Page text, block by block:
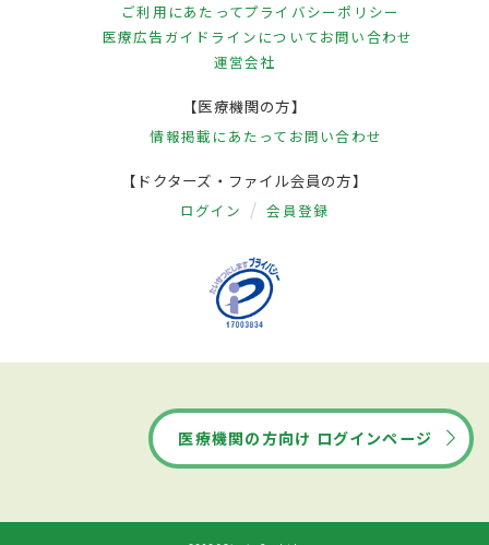
ご利用にあたってプライバシーポリシー
医療広告ガイドラインについてお問い合わせ
運営会社
【医療機関の方】
情報掲載にあたって お問い合わせ
【ドクターズ・ファイル会員の方】
ログイン 会員登録
医療機関の方向け ログインページ